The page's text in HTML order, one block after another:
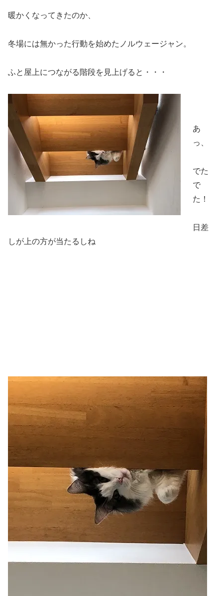
暖かくなってきたのか、
冬場には無かった行動を始めたノルウェージャン。
ふと屋上につながる階段を見上げると・・・
あ
っ、
でた
で
た！
日差
しが上の方が当たるしね